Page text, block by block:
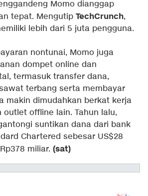
Momo dianggap
tepat. Mengutip TechCrunch,
lebih dari 5 juta pengguna.
nontunai, Momo juga
dompet online dan
termasuk transfer dana,
terbang serta membayar
makin dimudahkan berkat kerja
outlet offline lain. Tahun lalu,
suntikan dana dari bank
Chartered sebesar US$28
miliar. (sat)